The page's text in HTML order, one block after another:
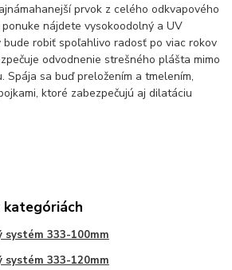
prvok z celého odkvapového
nájdete vysokoodolný a UV
robiť spoľahlivo radosť po viac rokov
odvodnenie strešného plášta mimo
Spája sa buď preložením a tmelením,
ktoré zabezpečujú aj dilatáciu
kategóriách
systém 333-100mm
systém 333-120mm